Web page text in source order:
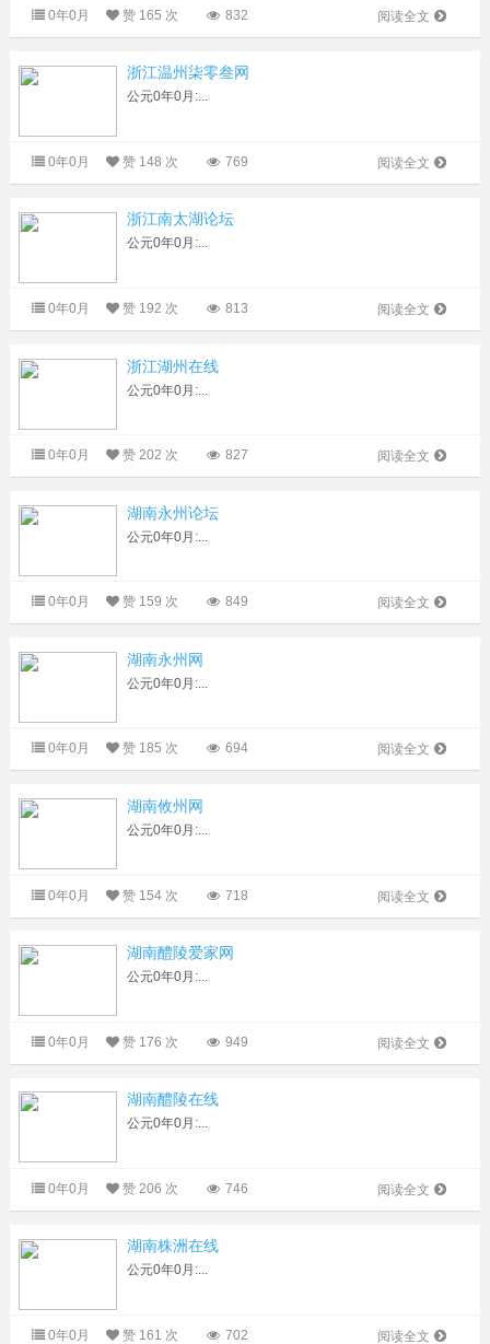
阅读全文
0年0月 赞 165 次 832
浙江温州柒零叁网
公元0年0月:...
阅读全文
0年0月 赞 148 次 769
浙江南太湖论坛
公元0年0月:...
阅读全文
0年0月 赞 192 次 813
浙江湖州在线
公元0年0月:...
阅读全文
0年0月 赞202 次 827
湖南永州论坛
公元0年0月:...
阅读全文
0年0月 赞 159 次 849
湖南永州网
公元0年0月:...
阅读全文
0年0月 赞 185 次 694
湖南攸州网
公元0年0月:...
阅读全文
0年0月 赞 154 次 718
湖南醴陵爱家网
公元0年0月:...
阅读全文
0年0月 赞 176 次 949
湖南醴陵在线
公元0年0月:...
阅读全文
0年0月 赞 206 次 746
湖南株洲在线
公元0年0月:...
阅读全文
0年0月 赞 161 次 702